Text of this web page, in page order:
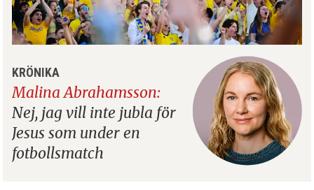
KRÖNIKA
Malina Abrahamsson:
Nej, jag vill inte jubla för
Jesus som under en
fotbollsmatch